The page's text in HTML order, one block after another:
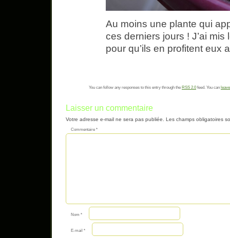
Au moins une plante qui
ces derniers jours ! J’ai
pour qu’ils en profitent eux
You can follow any responses to this entry through the RSS 2.0 feed. You can
Laisser un commentaire
Votre adresse e-mail ne sera pas publiée. Les champs obligatoires
Commentaire *
Nom *
E-mail *